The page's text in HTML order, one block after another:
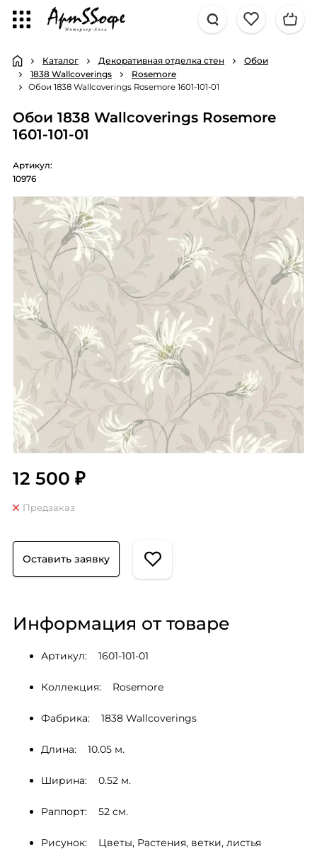
Каталог Декоративная отделка стен
Обои
1838 Wallcoverings
Rosemore
Обои 1838 Wallcoverings Rosemore 1601-101-01
Обои 1838 Wallcoverings Rosemore
1601-101-01
Артикул:
10976
12 500 ₽
Предзаказ
Оставить заявку
Информация от товаре
Артикул:    1601-101-01
Коллекция:    Rosemore
Фабрика:    1838 Wallcoverings
Длина:    10.05 м.
Ширина:    0.52 м.
Раппорт:    52 cм.
Рисунок:    Цветы, Растения, ветки, листья